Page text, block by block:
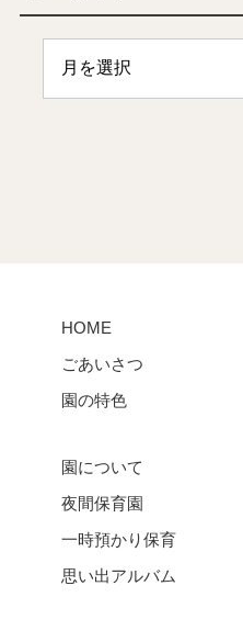
HOME
ごあいさつ
園の特色
園について
夜間保育園
一時預かり保育
思い出アルバム